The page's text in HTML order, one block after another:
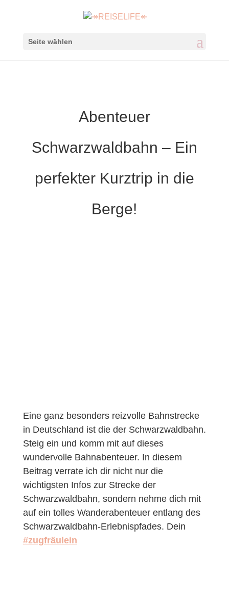
Seite wählen
Abenteuer
Schwarzwaldbahn – Ein
perfekter Kurztrip in die
Berge!
Eine ganz besonders reizvolle Bahnstrecke
in Deutschland ist die der Schwarzwaldbahn.
Steig ein und komm mit auf dieses
wundervolle Bahnabenteuer. In diesem
Beitrag verrate ich dir nicht nur die
wichtigsten Infos zur Strecke der
Schwarzwaldbahn, sondern nehme dich mit
auf ein tolles Wanderabenteuer entlang des
Schwarzwaldbahn-Erlebnispfades. Dein
#zugfräulein